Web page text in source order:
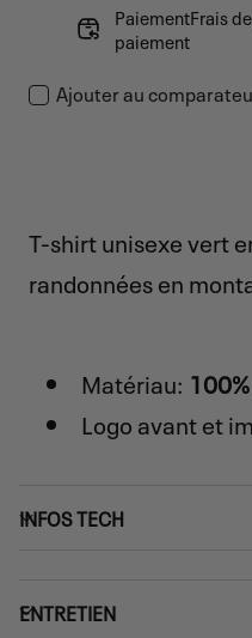
PaiementFrais
paiement
Ajouter au
T-shirt unisexe vert
randonnées en
Matériau:
Logo avant et
INFOS TECH
ENTRETIEN